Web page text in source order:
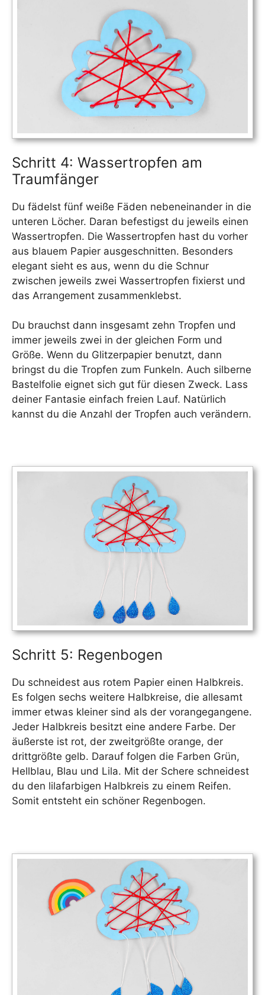
Schritt 4: Wassertropfen am
Traumfänger
Du fädelst fünf weiße Fäden nebeneinander in die
unteren Löcher. Daran befestigst du jeweils einen
Wassertropfen. Die Wassertropfen hast du vorher
aus blauem Papier ausgeschnitten. Besonders
elegant sieht es aus, wenn du die Schnur
zwischen jeweils zwei Wassertropfen fixierst und
das Arrangement zusammenklebst.
Du brauchst dann insgesamt zehn Tropfen und
immer jeweils zwei in der gleichen Form und
Größe. Wenn du Glitzerpapier benutzt, dann
bringst du die Tropfen zum Funkeln. Auch silberne
Bastelfolie eignet sich gut für diesen Zweck. Lass
deiner Fantasie einfach freien Lauf. Natürlich
kannst du die Anzahl der Tropfen auch verändern.
Schritt 5: Regenbogen
Du schneidest aus rotem Papier einen Halbkreis.
Es folgen sechs weitere Halbkreise, die allesamt
immer etwas kleiner sind als der vorangegangene.
Jeder Halbkreis besitzt eine andere Farbe. Der
äußerste ist rot, der zweitgrößte orange, der
drittgrößte gelb. Darauf folgen die Farben Grün,
Hellblau, Blau und Lila. Mit der Schere schneidest
du den lilafarbigen Halbkreis zu einem Reifen.
Somit entsteht ein schöner Regenbogen.